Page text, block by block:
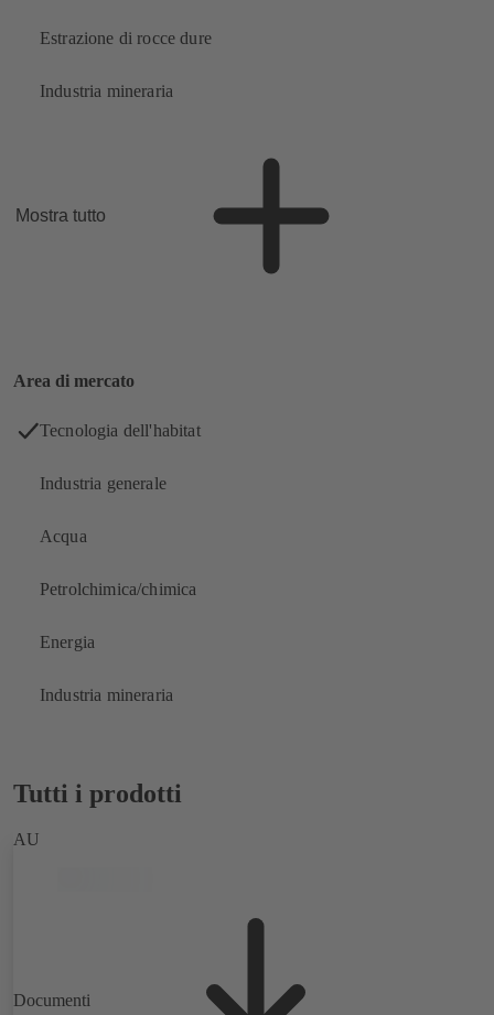
Estrazione di rocce dure
Industria mineraria
Mostra tutto
Area di mercato
Tecnologia dell'habitat
Industria generale
Acqua
Petrolchimica/chimica
Energia
Industria mineraria
Tutti i prodotti
AU
Documenti